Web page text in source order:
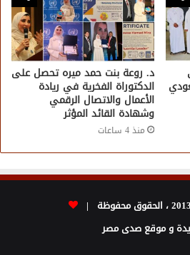
د. روعة بنت حمد ميره تحصل على
الدكتوراة الفخرية في ريادة
الأعمال والاتصال الرقمي
وشهادة القائد المؤثر
منذ 4 ساعات
و موقع صدى مصر